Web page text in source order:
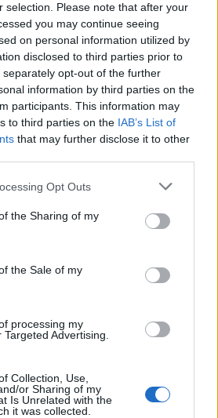
selection. Please note that after your
you may continue seeing
on personal information utilized by
disclosed to third parties prior to
opt-out of the further
information by third parties on the
participants. This information may
to third parties on the IAB’s List of
that may further disclose it to other
Opt Outs
the Sharing of my
the Sale of my
processing my
Advertising.
Collection, Use,
or Sharing of my
Is Unrelated with the
it was collected.